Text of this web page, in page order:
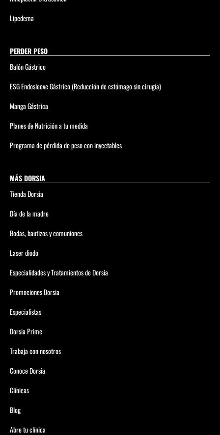
Lipedema
PERDER PESO
Balón Gástrico
ESG Endosleeve Gástrico (Reducción de estómago sin cirugía)
Manga Gástrica
Planes de Nutrición a tu medida
Programa de pérdida de peso con inyectables
MÁS DORSIA
Tienda Dorsia
Día de la madre
Bodas, bautizos y comuniones
Laser diodo
Especialidades y Tratamientos de Dorsia
Promociones Dorsia
Especialistas
Dorsia Prime
Trabaja con nosotros
Conoce Dorsia
Clínicas
Blog
Abre tu clínica